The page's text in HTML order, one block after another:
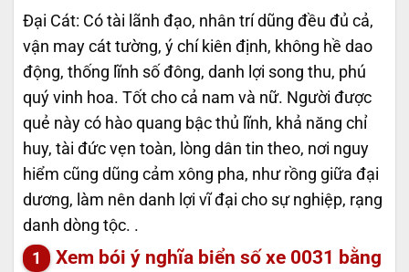
Đại Cát: Có tài lãnh đạo, nhân trí dũng đều đủ cả,
vận may cát tường, ý chí kiên định, không hề dao
động, thống lĩnh số đông, danh lợi song thu, phú
quý vinh hoa. Tốt cho cả nam và nữ. Người được
quẻ này có hào quang bậc thủ lĩnh, khả năng chỉ
huy, tài đức vẹn toàn, lòng dân tin theo, nơi nguy
hiểm cũng dũng cảm xông pha, như rồng giữa đại
dương, làm nên danh lợi vĩ đại cho sự nghiệp, rạng
danh dòng tộc. .
Xem bói ý nghĩa biển số xe 0031 bằng